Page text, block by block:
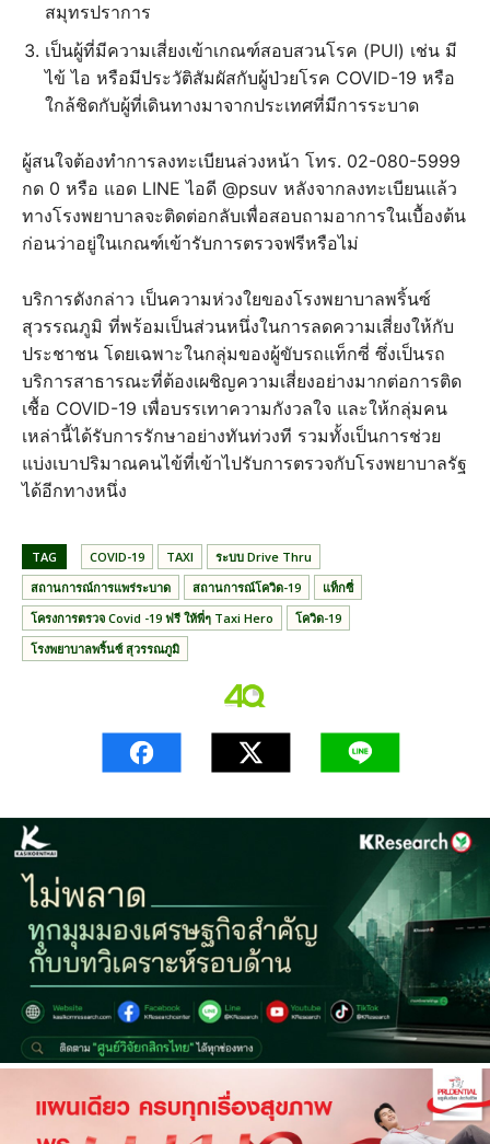
สมุทรปราการ
เป็นผู้ที่มีความเสี่ยงเข้าเกณฑ์สอบสวนโรค (PUI) เช่น มี
ไข้ ไอ หรือมีประวัติสัมผัสกับผู้ป่วยโรค COVID-19 หรือ
ใกล้ชิดกับผู้ที่เดินทางมาจากประเทศที่มีการระบาด
ผู้สนใจต้องทำการลงทะเบียนล่วงหน้า โทร. 02-080-5999
กด 0 หรือ แอด LINE ไอดี @psuv หลังจากลงทะเบียนแล้ว
ทางโรงพยาบาลจะติดต่อกลับเพื่อสอบถามอาการในเบื้องต้น
ก่อนว่าอยู่ในเกณฑ์เข้ารับการตรวจฟรีหรือไม่
บริการดังกล่าว เป็นความห่วงใยของโรงพยาบาลพริ้นซ์
สุวรรณภูมิ ที่พร้อมเป็นส่วนหนึ่งในการลดความเสี่ยงให้กับ
ประชาชน โดยเฉพาะในกลุ่มของผู้ขับรถแท็กซี่ ซึ่งเป็นรถ
บริการสาธารณะที่ต้องเผชิญความเสี่ยงอย่างมากต่อการติด
เชื้อ COVID-19 เพื่อบรรเทาความกังวลใจ และให้กลุ่มคน
เหล่านี้ได้รับการรักษาอย่างทันท่วงที รวมทั้งเป็นการช่วย
แบ่งเบาปริมาณคนไข้ที่เข้าไปรับการตรวจกับโรงพยาบาลรัฐ
ได้อีกทางหนึ่ง
TAG COVID-19 TAXI
ระบบ Drive Thru
สถานการณ์การแพร่ระบาด
สถานการณ์โควิด-19
แท็กซี่
โครงการตรวจ Covid -19 ฟรี ให้พี่ๆ Taxi Hero
โควิด-19
โรงพยาบาลพริ้นซ์ สุวรรณภูมิ